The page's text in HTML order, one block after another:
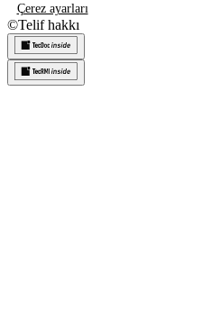
Çerez ayarları
©Telif hakkı